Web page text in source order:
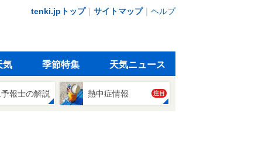
tenki.jpトップ｜ サイトマップ｜ ヘルプ
気 季節特集 天気ニュース
報士の解説 熱中症情報 注目